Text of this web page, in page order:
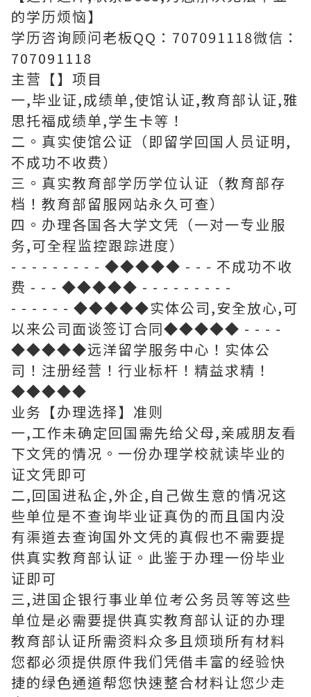
的学历烦恼】
学历咨询顾问老板QQ：707091118微信：
707091118
主营【】项目
一,毕业证,成绩单,使馆认证,教育部认证,雅
思托福成绩单,学生卡等！
二。真实使馆公证（即留学回国人员证明,
不成功不收费）
三。真实教育部学历学位认证（教育部存
档！教育部留服网站永久可查）
四。办理各国各大学文凭（一对一专业服
务,可全程监控跟踪进度）
- - - - - - - - - ◆◆◆◆◆ - - - 不成功不收
费 - - - ◆◆◆◆◆ - - - - - - - - -
- - - - - - ◆◆◆◆◆实体公司,安全放心,可
以来公司面谈签订合同◆◆◆◆◆ - - - -
◆◆◆◆◆远洋留学服务中心！实体公
司！注册经营！行业标杆！精益求精！
◆◆◆◆◆
业务【办理选择】准则
一,工作未确定回国需先给父母,亲戚朋友看
下文凭的情况。一份办理学校就读毕业的
证文凭即可
二,回国进私企,外企,自己做生意的情况这
些单位是不查询毕业证真伪的而且国内没
有渠道去查询国外文凭的真假也不需要提
供真实教育部认证。此鉴于办理一份毕业
证即可
三,进国企银行事业单位考公务员等等这些
单位是必需要提供真实教育部认证的办理
教育部认证所需资料众多且烦琐所有材料
您都必须提供原件我们凭借丰富的经验快
捷的绿色通道帮您快速整合材料让您少走